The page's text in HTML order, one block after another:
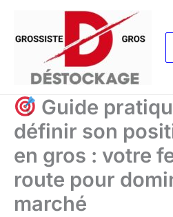
contenu
Guide
définir son
en gros : votre
route pour
marché